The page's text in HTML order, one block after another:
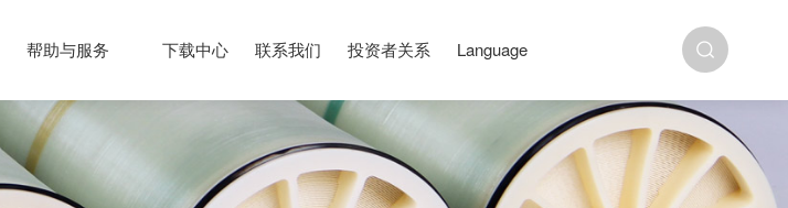
帮助与服务 下载中心 联系我们 投资者关系 Language